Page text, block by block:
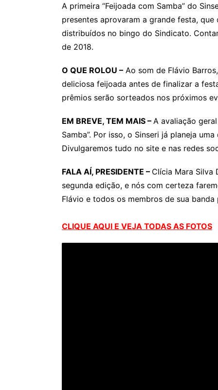
at
s
A
p
p
c
e
b
o
k
itt
er
p
y
Li
k
ar
e
A primeira “Feijoada com Samba” do
presentes aprovaram a grande festa,
distribuídos no bingo do Sindicato.
de 2018.
O QUE ROLOU – Ao som de Flávio
deliciosa feijoada antes de finalizar a
prêmios serão sorteados nos próximos
EM BREVE, TEM MAIS – A avaliação
Samba”. Por isso, o Sinseri já planeja
Divulgaremos tudo no site e nas redes
FALA AÍ, PRESIDENTE – Clícia Mara Silva
segunda edição, e nós com certeza
Flávio e todos os membros de sua
CLIQUE AQUI E VEJA TODAS AS FOTOS